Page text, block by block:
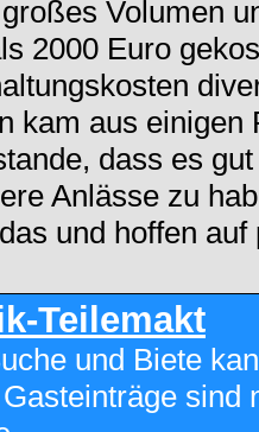
Volumen
2000 Euro
kam aus einigen
dass es
Anlässe zu
und hoffen auf
Teilemakt
und Biete
sind